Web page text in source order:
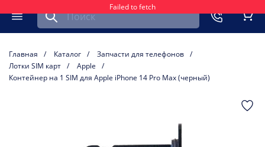
Failed to fetch
Меню
Найти запчасть для мобильного устройства
Главная Каталог
Запчасти для телефонов
Лотки SIM карт
Apple
Контейнер на 1 SIM для Apple iPhone 14 Pro Max (черный)